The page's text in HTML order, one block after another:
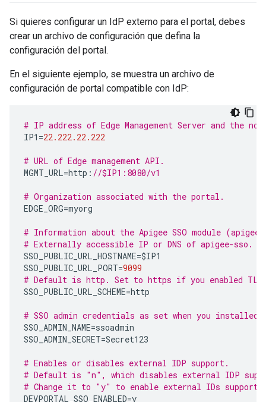
Si quieres configurar un IdP externo para el portal, debes
crear un archivo de configuración que defina la
configuración del portal.
En el siguiente ejemplo, se muestra un archivo de
configuración de portal compatible con IdP:
# IP address of Edge Management Server and the
IP1 =22.222.22.222
# URL of Edge management API.
MGMT_URL=http : //$IP1:8080/v1
# Organization associated with the portal.
EDGE_ORG=myorg
# Information about the Apigee SSO module
# Externally accessible IP or DNS of apigee-sso.
SSO_PUBLIC_URL_HOSTNAME=$IP1
SSO_PUBLIC_URL_PORT=9099
# Default is http. Set to https if you enabled TLS
SSO_PUBLIC_URL_SCHEME=http
# SSO admin credentials as set when you installed
SSO_ADMIN_NAME=ssoadmin
SSO_ADMIN_SECRET=Secret123
# Enables or disables external IDP support.
# Default is "n", which disables external IDP
# Change it to "y" to enable external IDs support.
DEVPORTAL_SSO_ENABLED=y